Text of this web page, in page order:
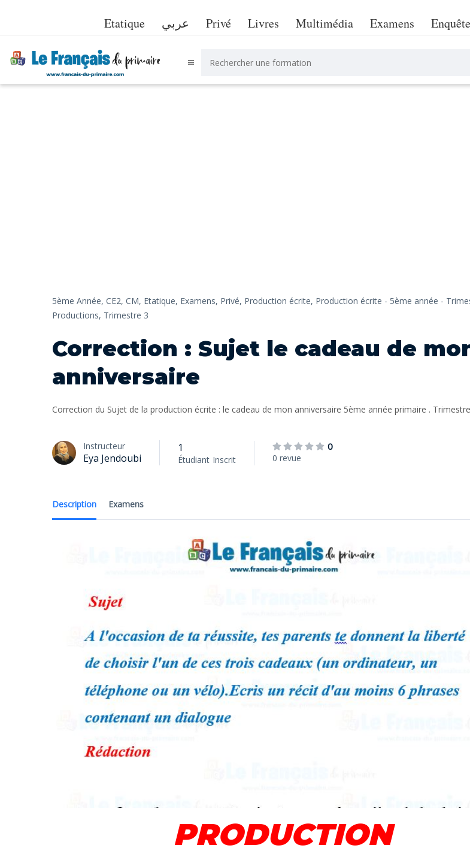
Etatique عربي Privé Livres Multimédia Examens Enquête
5ème Année, CE2, CM, Etatique, Examens, Privé, Production écrite, Production écrite - 5ème année -
Productions, Trimestre 3
Correction : Sujet le cadeau de
anniversaire
Correction du Sujet de la production écrite : le cadeau de mon anniversaire 5ème année primaire .
Instructeur
Eya Jendoubi
1
Étudiant Inscrit
0
0 revue
Description Examens
PRODUCTION